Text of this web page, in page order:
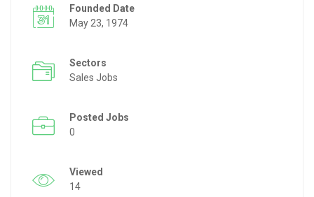
Founded Date
May 23, 1974
Sectors
Sales Jobs
Posted Jobs
0
Viewed
14